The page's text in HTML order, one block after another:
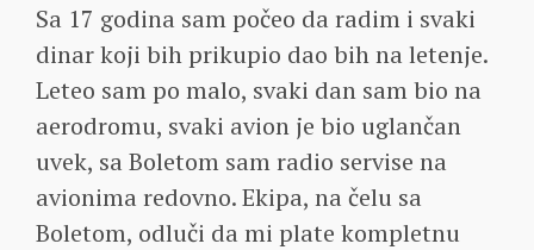
Sa 17 godina sam počeo da radim i svaki
dinar koji bih prikupio dao bih na letenje.
Leteo sam po malo, svaki dan sam bio na
aerodromu, svaki avion je bio uglančan
uvek, sa Boletom sam radio servise na
avionima redovno. Ekipa, na čelu sa
Boletom, odluči da mi plate kompletnu